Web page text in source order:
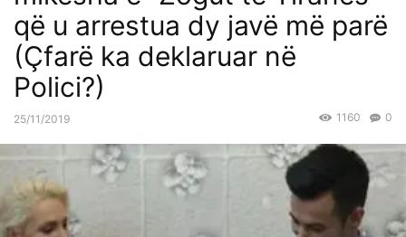
që u arrestua dy javë më parë
(Çfarë ka deklaruar në
Polici?)
25/11/2019 0
1160